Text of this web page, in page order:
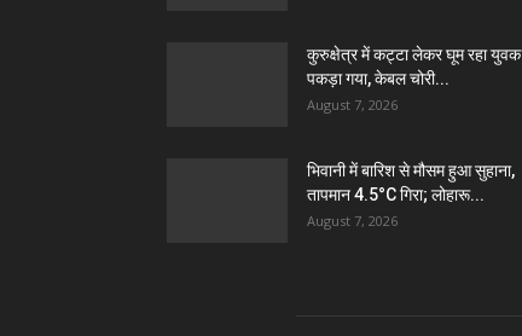
कुरुक्षेत्र में कट्टा लेकर घूम रहा युवक
पकड़ा गया, केबल चोरी...
August 7, 2026
भिवानी में बारिश से मौसम हुआ सुहाना,
तापमान 4.5°C गिरा; लोहारू...
August 7, 2026